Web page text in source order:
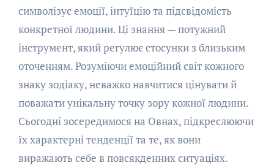
символізує емоції, інтуїцію та підсвідомість
конкретної людини. Ці знання — потужний
інструмент, який регулює стосунки з близьким
оточенням. Розуміючи емоційний світ кожного
знаку зодіаку, неважко навчитися цінувати й
поважати унікальну точку зору кожної людини.
Сьогодні зосередимося на Овнах, підкреслюючи
їх характерні тенденції та те, як вони
виражають себе в повсякденних ситуаціях.